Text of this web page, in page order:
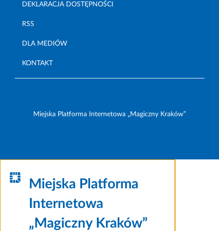
DEKLARACJA DOSTĘPNOŚCI
RSS
DLA MEDIÓW
KONTAKT
Miejska Platforma Internetowa „Magiczny Kraków”
Miejska Platforma
Internetowa
„Magiczny Kraków”